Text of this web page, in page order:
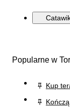
Popularne w
Kup